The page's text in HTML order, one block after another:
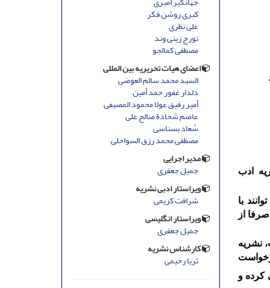
ادب
با
از
نشریه
کرده و
کبری روشن فکر
علی نظری
تورج زینی وند
مصطفی کمالجو
اعضای هیات تحریریه بین المللی
السید محمد سالم العوضی
دلدار غفور حمد أمین
أمیر رفیق عولا محمود المصیفی
عاصم شحادة صالح علی
سُعاد بسناسی
مصطفى محمد رزق السواحلی
مدیر اجرایی
جمیل جعفری
ویراستار ادبی نشریه
شرافت کریمی
ویراستار انگلیسی
جمیل جعفری
کارشناس نشریه
ثریا رحیمی